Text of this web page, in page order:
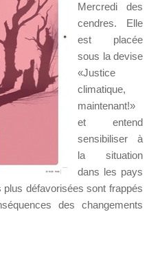
Mercredi des
cendres. Elle
est placée
sous la devise
«Justice
climatique,
maintenant!»
et entend
sensibiliser à
la situation
dans les pays
défavorisées sont frappés
des changements